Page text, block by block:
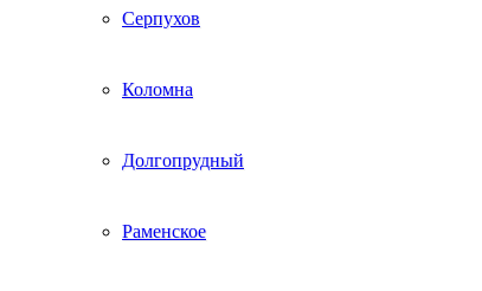
Серпухов
Коломна
Долгопрудный
Раменское